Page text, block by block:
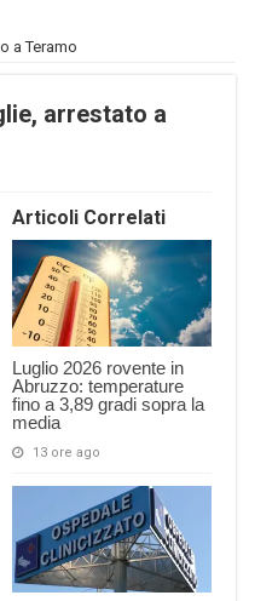
a Teramo
arrestato a
Articoli Correlati
Luglio 2026 rovente in
Abruzzo: temperature
fino a 3,89 gradi sopra la
media
13 ore ago